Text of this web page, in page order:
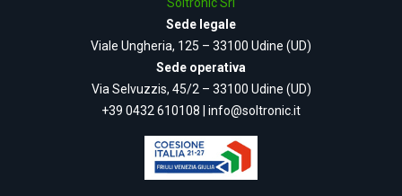
Sede legale
Viale Ungheria, 125 – 33100 Udine (UD)
Sede operativa
Via Selvuzzis, 45/2 – 33100 Udine (UD)
+39 0432 610108
info@soltronic.it